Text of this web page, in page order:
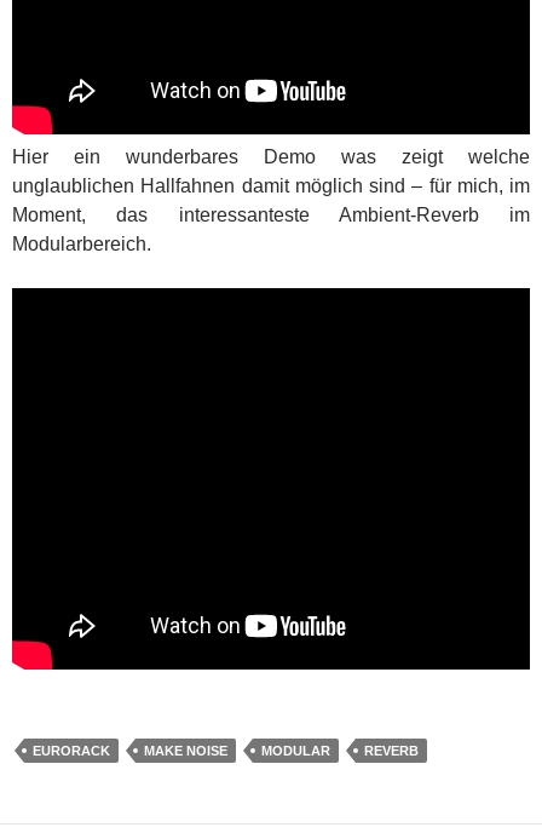
Hier ein wunderbares Demo was zeigt welche
unglaublichen Hallfahnen damit möglich sind – für mich, im
Moment, das interessanteste Ambient-Reverb im
Modularbereich.
EURORACK MAKE NOISE MODULAR REVERB